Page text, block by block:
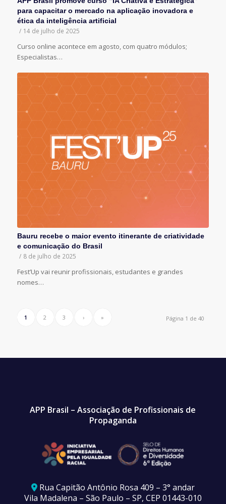
para capacitar o mercado na aplicação inovadora e
ética da inteligência artificial
/ 14 de julho de 2025
Curso online acontece em agosto, com quatro módulos;
Especialistas…
Bauru recebe o maior evento itinerante de criatividade
e comunicação do Brasil
/ 8 de julho de 2025
Fest’Up vai reunir profissionais, estudantes e grandes
nomes…
Página 1 de 40
1 2 3 › »
APP Brasil – Associação de Profissionais de
Propaganda
Rua Capitão Antônio Rosa 409 – 3° andar
Vila Madalena – São Paulo – SP, CEP 01443-010